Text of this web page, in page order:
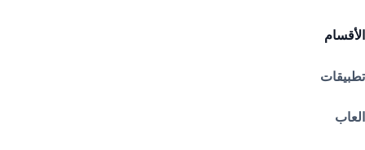
الأقسام
تطبيقات
العاب